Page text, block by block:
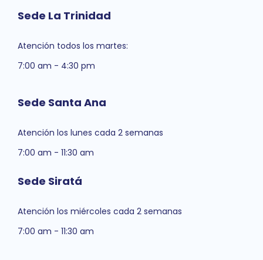
Sede La Trinidad
Atención todos los martes:
7:00 am - 4:30 pm
Sede Santa Ana
Atención los lunes cada 2 semanas
7:00 am - 11:30 am
Sede Siratá
Atención los miércoles cada 2 semanas
7:00 am - 11:30 am